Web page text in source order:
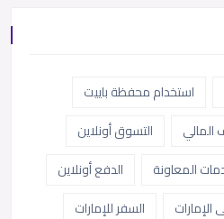
استخدام محفظة باييت
المالي
التسوق أونلاين
المعاونة
الدفع أونلاين
الإمارات
السفر للإمارات